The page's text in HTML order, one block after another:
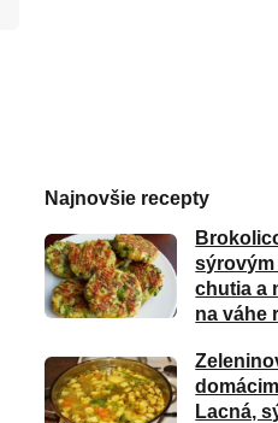
Najnovšie recepty
sýrovým
chutia a
na váhe
Lacná,